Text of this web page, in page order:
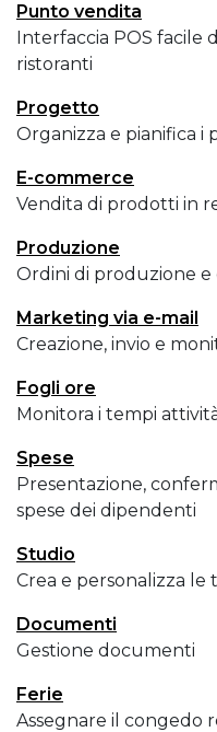
Punto vendita
Interfaccia POS facile
ristoranti
Progetto
Organizza e pianifica i
E-commerce
Vendita di prodotti in
Produzione
Ordini di produzione e
Marketing via e-mail
Creazione, invio e
Fogli ore
Monitora i tempi
Spese
Presentazione,
spese dei dipendenti
Studio
Crea e personalizza le
Documenti
Gestione documenti
Ferie
Assegnare il congedo